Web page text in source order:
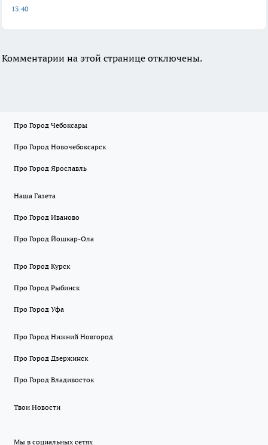
13:40
Комментарии на этой странице отключены.
Про Город Чебоксары
Про Город Новочебоксарск
Про Город Ярославль
Наша Газета
Про Город Иваново
Про Город Йошкар-Ола
Про Город Курск
Про Город Рыбинск
Про Город Уфа
Про Город Нижний Новгород
Про Город Дзержинск
Про Город Владивосток
Твои Новости
Мы в социальных сетях